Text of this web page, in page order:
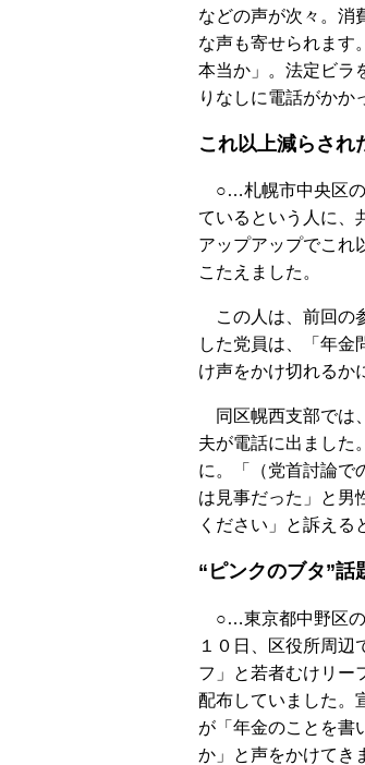
などの声が次々。消
な声も寄せられます
本当か」。法定ビラ
りなしに電話がかか
これ以上減らされ
○…札幌市中央区の
ているという人に、
アップアップでこれ
こたえました。
この人は、前回の
した党員は、「年金
け声をかけ切れるか
同区幌西支部では
夫が電話に出ました
に。「（党首討論で
は見事だった」と男
ください」と訴える
“ピンクのブタ”話
○…東京都中野区の
１０日、区役所周辺
フ」と若者むけリー
配布していました。
が「年金のことを書
か」と声をかけてき